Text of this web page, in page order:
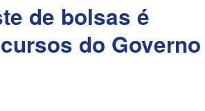
de bolsas é
do Governo